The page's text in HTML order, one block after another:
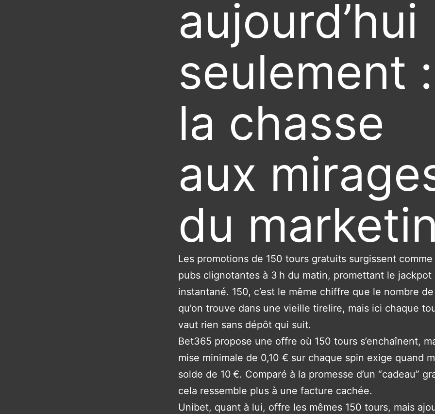
aujourd’hui
seulement :
la chasse
aux
du
Les promotions de 150 tours gratuits surgissent comme
pubs clignotantes à 3 h du matin, promettant le jackpot
instantané. 150, c’est le même chiffre que le nombre
qu’on trouve dans une vieille tirelire, mais ici chaque
vaut rien sans dépôt qui suit.
Bet365 propose une offre où 150 tours s’enchaînent,
mise minimale de 0,10 € sur chaque spin exige quand
solde de 10 €. Comparé à la promesse d’un “cadeau”
cela ressemble plus à une facture cachée.
Unibet, quant à lui, offre les mêmes 150 tours, mais